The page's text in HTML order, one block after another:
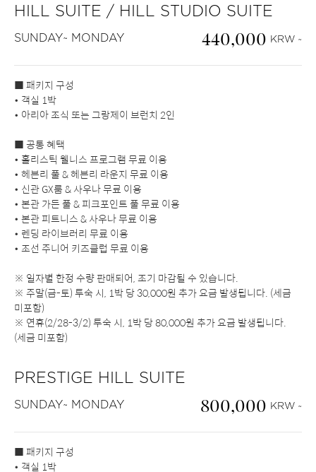
HILL SUITE / HILL STUDIO SUITE
SUNDAY~ MONDAY 440,000 KRW ~
■ 패키지 구성
• 객실 1박
• 아리아 조식 또는 그랑제이 브런치 2인
■ 공통 혜택
• 홀리스틱 웰니스 프로그램 무료 이용
• 헤븐리 풀 & 헤븐리 라운지 무료 이용
• 신관 GX룸 & 사우나 무료 이용
• 본관 가든 풀 & 피크포인트 풀 무료 이용
• 본관 피트니스 & 사우나 무료 이용
• 렌딩 라이브러리 무료 이용
• 조선 주니어 키즈클럽 무료 이용
※ 일자별 한정 수량 판매되어, 조기 마감될 수 있습니다.
※ 주말(금-토) 투숙 시, 1박 당 30,000원 추가 요금 발생됩니다. (세금
미포함)
※ 연휴(2/28-3/2) 투숙 시, 1박 당 80,000원 추가 요금 발생됩니다.
(세금 미포함)
PRESTIGE HILL SUITE
SUNDAY~ MONDAY 800,000 KRW ~
■ 패키지 구성
• 객실 1박